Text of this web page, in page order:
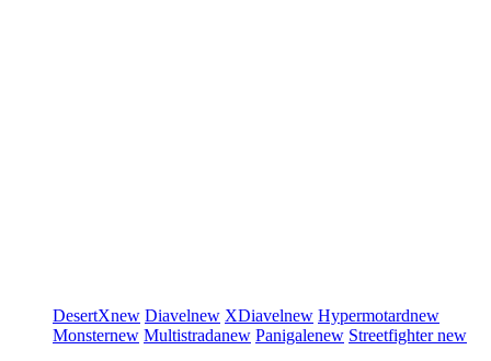
DesertXnew Diavelnew XDiavelnew Hypermotardnew
Monsternew Multistradanew Panigalenew Streetfighternew